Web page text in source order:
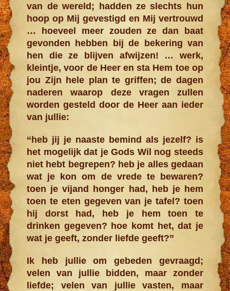
van de wereld; hadden ze slechts hun
hoop op Mij gevestigd en Mij vertrouwd
… hoeveel meer zouden ze dan baat
gevonden hebben bij de bekering van
hen die ze blijven afwijzen! … werk,
kleintje, voor de Heer en sta Hem toe op
jou Zijn hele plan te griffen; de dagen
naderen waarop deze vragen zullen
worden gesteld door de Heer aan ieder
van jullie:
“heb jij je naaste bemind als jezelf? is
het mogelijk dat je Gods Wil nog steeds
niet hebt begrepen? heb je alles gedaan
wat je kon om de vrede te bewaren?
toen je vijand honger had, heb je hem
toen te eten gegeven van je tafel? toen
hij dorst had, heb je hem toen te
drinken gegeven? hoe komt het, dat je
wat je geeft, zonder liefde geeft?”
Ik heb jullie om gebeden gevraagd;
velen van jullie bidden, maar zonder
liefde; velen van jullie vasten, maar